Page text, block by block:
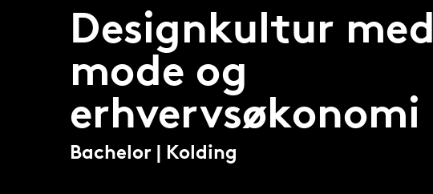
Designkultur med
mode og
erhvervsøkonomi
Bachelor | Kolding